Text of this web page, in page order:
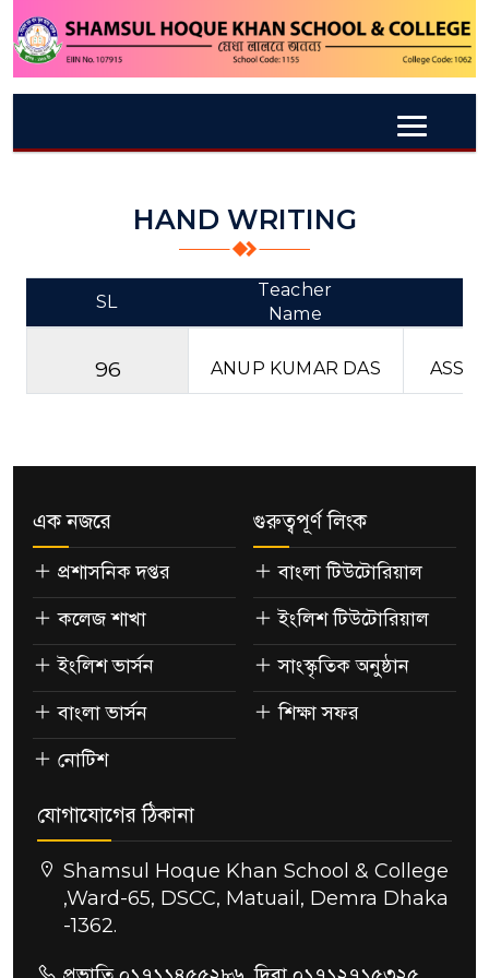
HAND WRITING
SL
Teacher
Name
96 ANUP KUMAR DAS
এক নজরে
প্রশাসনিক দপ্তর
কলেজ শাখা
ইংলিশ ভার্সন
বাংলা ভার্সন
নোটিশ
গুরুত্বপূর্ণ লিংক
বাংলা টিউটোরিয়াল
ইংলিশ টিউটোরিয়াল
সাংস্কৃতিক অনুষ্ঠান
শিক্ষা সফর
যোগাযোগের ঠিকানা
Shamsul Hoque Khan School & College
,Ward-65, DSCC, Matuail, Demra Dhaka
-1362.